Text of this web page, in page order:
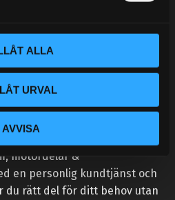
ALLA
URVAL
AVVISA
så höjer du
motordelar &
en personlig kundtjänst och
du rätt del för ditt behov utan